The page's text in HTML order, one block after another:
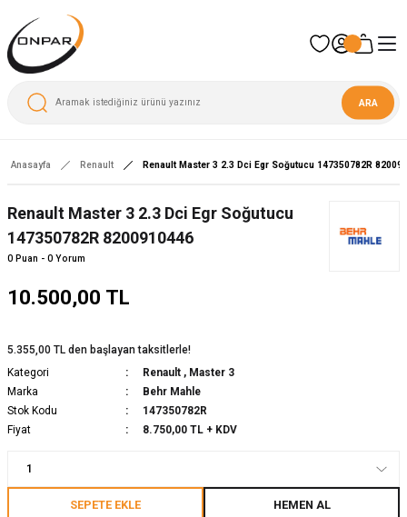
ARA
Anasayfa Renault Renault Master 3 2.3 Dci Egr Soğutucu 147350782R
Renault Master 3 2.3 Dci Egr Soğutucu
147350782R 8200910446
0 Puan - 0 Yorum
10.500,00 TL
5.355,00 TL den başlayan taksitlerle!
Kategori
Renault , Master 3
Marka
Behr Mahle
Stok Kodu
147350782R
Fiyat
8.750,00 TL + KDV
SEPETE EKLE HEMEN AL